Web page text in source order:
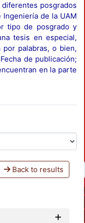
posgrados
de la UAM
tipo de posgrado y
tesis en especial,
palabras, o bien,
de publicación;
en la parte
Back to results